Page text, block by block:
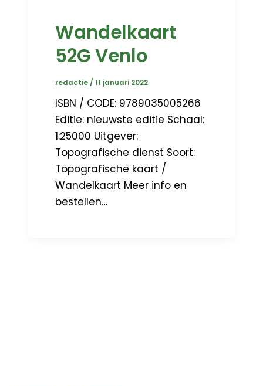
Wandelkaart
52G Venlo
redactie/11 januari 2022
ISBN / CODE: 9789035005266
Editie: nieuwste editie Schaal:
1:25000 Uitgever:
Topografische dienst Soort:
Topografische kaart /
Wandelkaart Meer info en
bestellen…